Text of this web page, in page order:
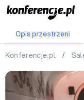
Opis przestrzeni
Konferencje.pl /